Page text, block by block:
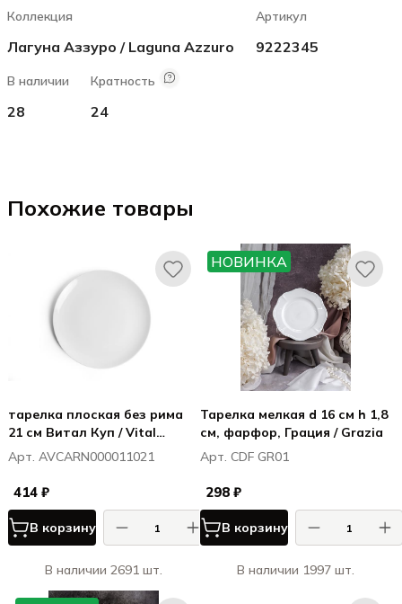
Коллекция
Лагуна Аззуро / Laguna Azzuro
Артикул
9222345
В наличии
28
Кратность
24
Похожие товары
тарелка плоская без рима
21 см Витал Куп / Vital
Coupe
Арт. AVCARN000011021
414 ₽
В корзину
В наличии 2691 шт.
НОВИНКА
Тарелка мелкая d 16 см h 1,8
см, фарфор, Грация / Grazia
Арт. CDF GR01
298 ₽
В корзину
В наличии 1997 шт.